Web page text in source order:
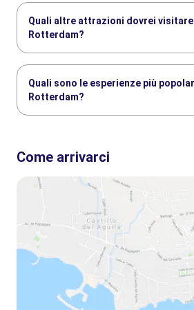
Quali altre attrazioni dovrei
Rotterdam?
Euromast Markthal
Museo Marittimo
Case cubo
Porto Vecchio di Rotterdam
Quali sono le esperienze più
Rotterdam?
Tour della sala macchine di Ss Rotterdam
Crociera nel porto di Rotterdam
Tour della Grande Olanda con Rotterdam,
Come arrivarci